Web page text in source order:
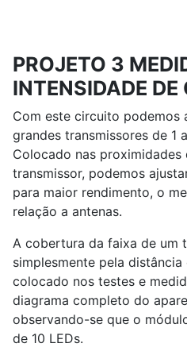
PROJETO 3
INTENSIDADE DE
Com este circuito podemos
grandes transmissores de 1
Colocado nas proximidades
transmissor, podemos
para maior rendimento, o
relação a antenas.
A cobertura da faixa de um
simplesmente pela
colocado nos testes e
diagrama completo do
observando-se que o
de 10 LEDs.